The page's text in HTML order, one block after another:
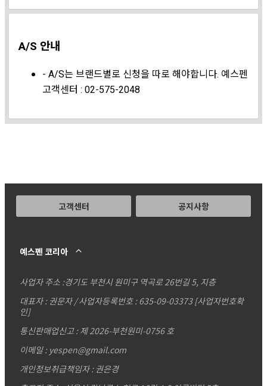
A/S 안내
- A/S는 브랜드별로 신청을 따로 해야합니다. 예스펜
고객센터 : 02-575-2048
고객센터 공지사항
예스펜 코리아
사업자 주소 :경기도 부천시 원미구 역곡로 26번길 5, 지층
대표자 : 권문자 / 사업자등록번호 : 635-09-03373 [사업자번호확
인]
통신판매업신고 : 제 2026-부천원미-0756 호
이메일 : yespen@gmail.com
개인정보취급책임자 : 권은경